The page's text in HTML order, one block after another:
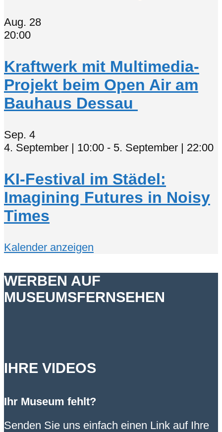
Aug. 28
20:00
Kraftwerk mit Multimedia-
Projekt beim Open Air am
Bauhaus Dessau
Sep. 4
4. September | 10:00 - 5. September | 22:00
KI-Festival im Städel:
Imagining Futures in Noisy
Times
Kalender anzeigen
WERBEN AUF
MUSEUMSFERNSEHEN
IHRE VIDEOS
Ihr Museum fehlt?
Senden Sie uns einfach einen Link auf Ihre